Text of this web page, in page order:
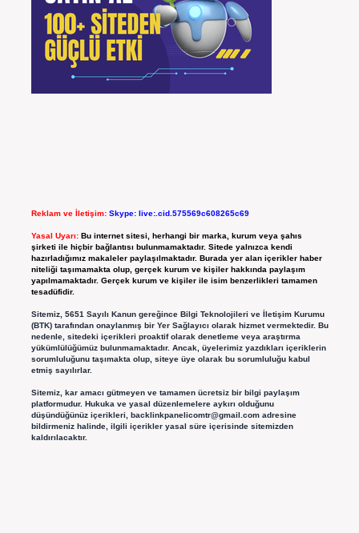
Reklam ve İletişim: Skype: live:.cid.575569c608265c69
Yasal Uyarı: Bu internet sitesi, herhangi bir marka, kurum veya şahıs
şirketi ile hiçbir bağlantısı bulunmamaktadır. Sitede yalnızca kendi
hazırladığımız makaleler paylaşılmaktadır. Burada yer alan içerikler haber
niteliği taşımamakta olup, gerçek kurum ve kişiler hakkında paylaşım
yapılmamaktadır. Gerçek kurum ve kişiler ile isim benzerlikleri tamamen
tesadüfidir.
Sitemiz, 5651 Sayılı Kanun gereğince Bilgi Teknolojileri ve İletişim Kurumu
(BTK) tarafından onaylanmış bir Yer Sağlayıcı olarak hizmet vermektedir. Bu
nedenle, sitedeki içerikleri proaktif olarak denetleme veya araştırma
yükümlülüğümüz bulunmamaktadır. Ancak, üyelerimiz yazdıkları içeriklerin
sorumluluğunu taşımakta olup, siteye üye olarak bu sorumluluğu kabul
etmiş sayılırlar.
Sitemiz, kar amacı gütmeyen ve tamamen ücretsiz bir bilgi paylaşım
platformudur. Hukuka ve yasal düzenlemelere aykırı olduğunu
düşündüğünüz içerikleri, backlinkpanelicomtr@gmail.comadresine
bildirmeniz halinde, ilgili içerikler yasal süre içerisinde sitemizden
kaldırılacaktır.